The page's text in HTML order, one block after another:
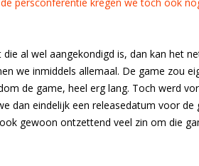
al wel aangekondigd is, dan kan het
we inmiddels allemaal. De game zou
de game, heel erg lang. Toch werd
dan eindelijk een releasedatum voor
gewoon ontzettend veel zin om die